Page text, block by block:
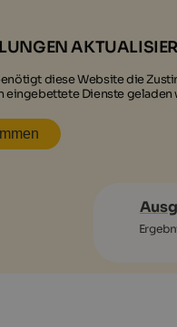
diese Website die
eingebettete Dienste geladen